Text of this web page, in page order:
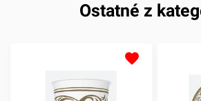
Ostatné z